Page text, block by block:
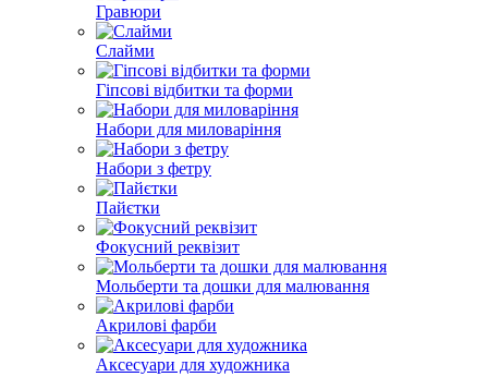
Гравюри
Слайми
Гіпсові відбитки та форми
Набори для миловаріння
Набори з фетру
Пайєтки
Фокусний реквізит
Мольберти та дошки для малювання
Акрилові фарби
Аксесуари для художника